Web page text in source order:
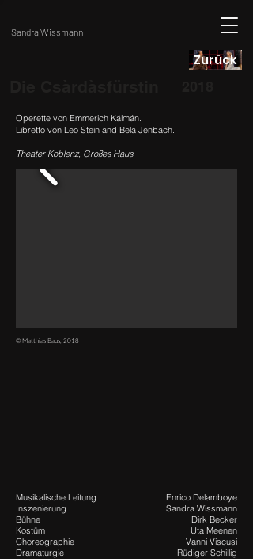
Sandra Wissmann
Zurück
Operette von Emmerich Kálmán.
Libretto von Leo Stein and Bela Jenbach.
Theater Koblenz, Großes Haus
© Matthias Baus, 2018
Musikalische Leitung
Inszenierung
Bühne
Kostüm
Choreographie
Dramaturgie
Enrico Delamboye
Sandra Wissmann
Dirk Becker
Uta Meenen
Vanni Viscusi
Rüdiger Schillig